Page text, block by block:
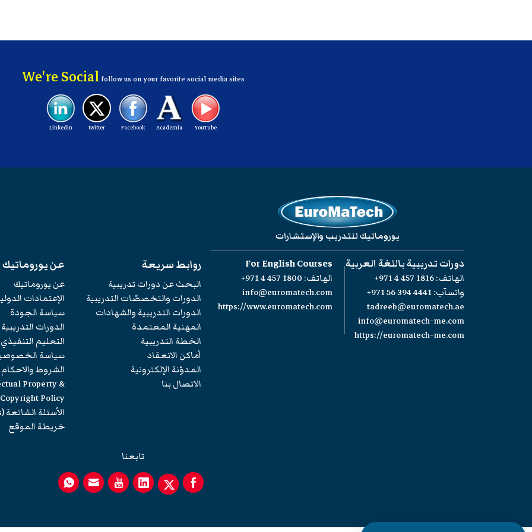
We're Socialfollow us on your favorite social media sites
YouTube
Academia
Facebook
twitter
Linkedin
يوروماتيك للتدريب والإستشارات
دورات تدريبية باللغة العربية
الهاتف:+971 4 457 1816
واتسآب:+971 56 394 4441
tadreeb@euromatech.ae
info@euromatech-me.com
https://euromatech-me.com
For English Courses
الهاتف: +971 4 457 1800
info@euromatech.com
https://www.euromatech.com
روابط سريعة
البحث عن دورات تدريبية
الدورات والتخصصّات التدريبية
الدورات التدريبية والشهادات
المهنية المعتمدة
الخطة التدريبية
أماكن الانعقاد
المدوّنة الإلكترونية
الاتصال بنا
عن يوروماتيك
عن يوروماتيك
الإعتمادات
سياسة الجودة
الدورات التدريبية
التعليم التنفيذي
سياسة
الشروط والاحكام
Property &
Copyright Policy
الأسئلة الشائعة (FAQs)
خريطة الموقع
تابعنا